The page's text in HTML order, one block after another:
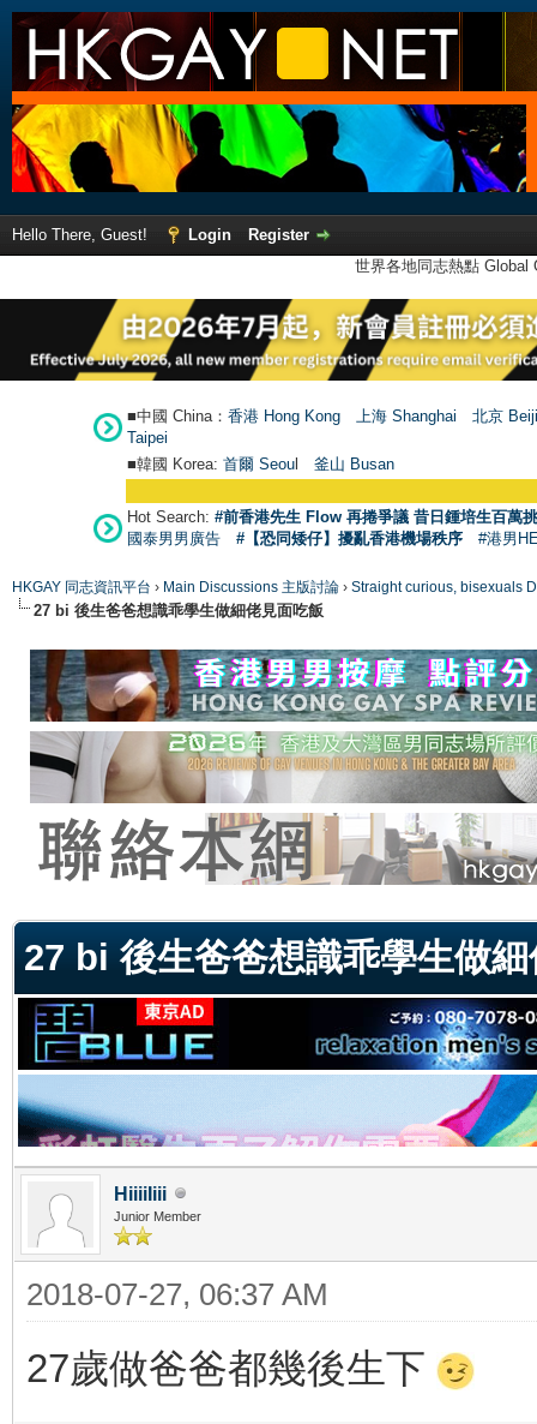
Hello There, Guest! Login
Register
世界各地同志熱點
■中國 China： 香港 Hong Kong 上海 Shanghai
北京
Taipei
■韓國 Korea: 首爾 Seoul 釜山 Busan
Hot Search: #前香港先生 Flow 再捲爭議 昔日鍾培生百萬
國泰男男廣告
#【恐同矮仔】擾亂香港機場秩序 #港男
HKGAY 同志資訊平台 › Main Discussions 主版討論 › Straight curious, bisexuals
27 bi 後生爸爸想識乖學生做細佬見面吃飯
27 bi 後生爸爸想識乖學生做
HiiiiIiii
Junior Member
2018-07-27, 06:37 AM
27歲做爸爸都幾後生下